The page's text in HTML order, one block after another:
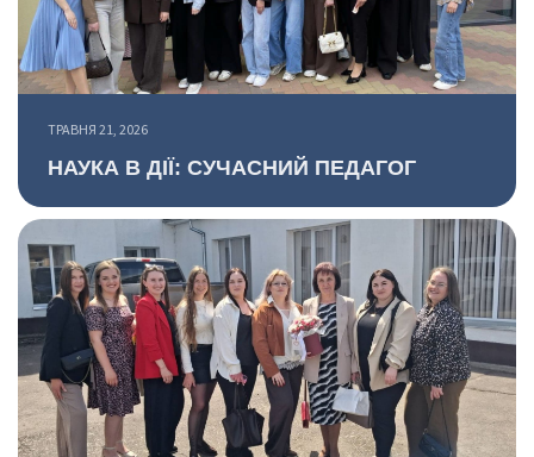
ТРАВНЯ 21, 2026
НАУКА В ДІЇ: СУЧАСНИЙ ПЕДАГОГ